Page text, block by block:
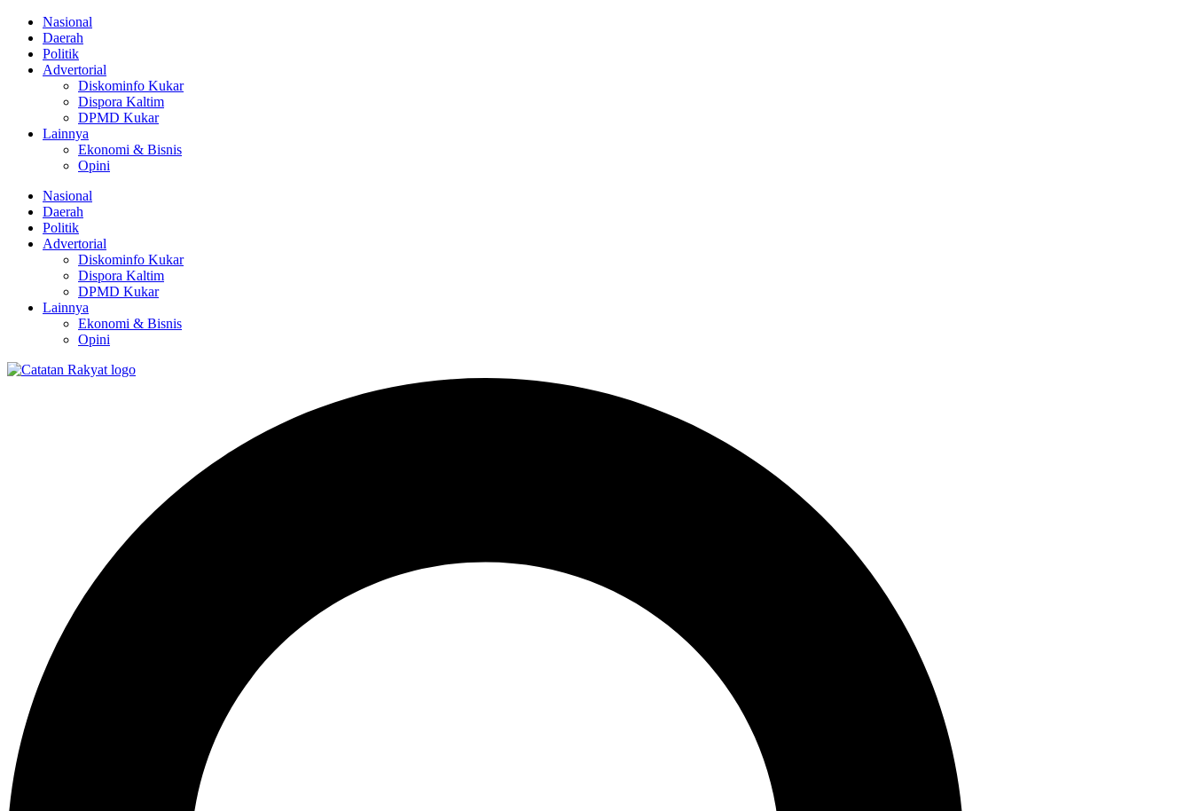
Lewati
konten
Nasional
Daerah
Politik
Advertorial
Diskominfo Kukar
Dispora Kaltim
DPMD Kukar
Lainnya
Ekonomi & Bisnis
Opini
Nasional
Daerah
Politik
Advertorial
Diskominfo Kukar
Dispora Kaltim
DPMD Kukar
Lainnya
Ekonomi & Bisnis
Opini